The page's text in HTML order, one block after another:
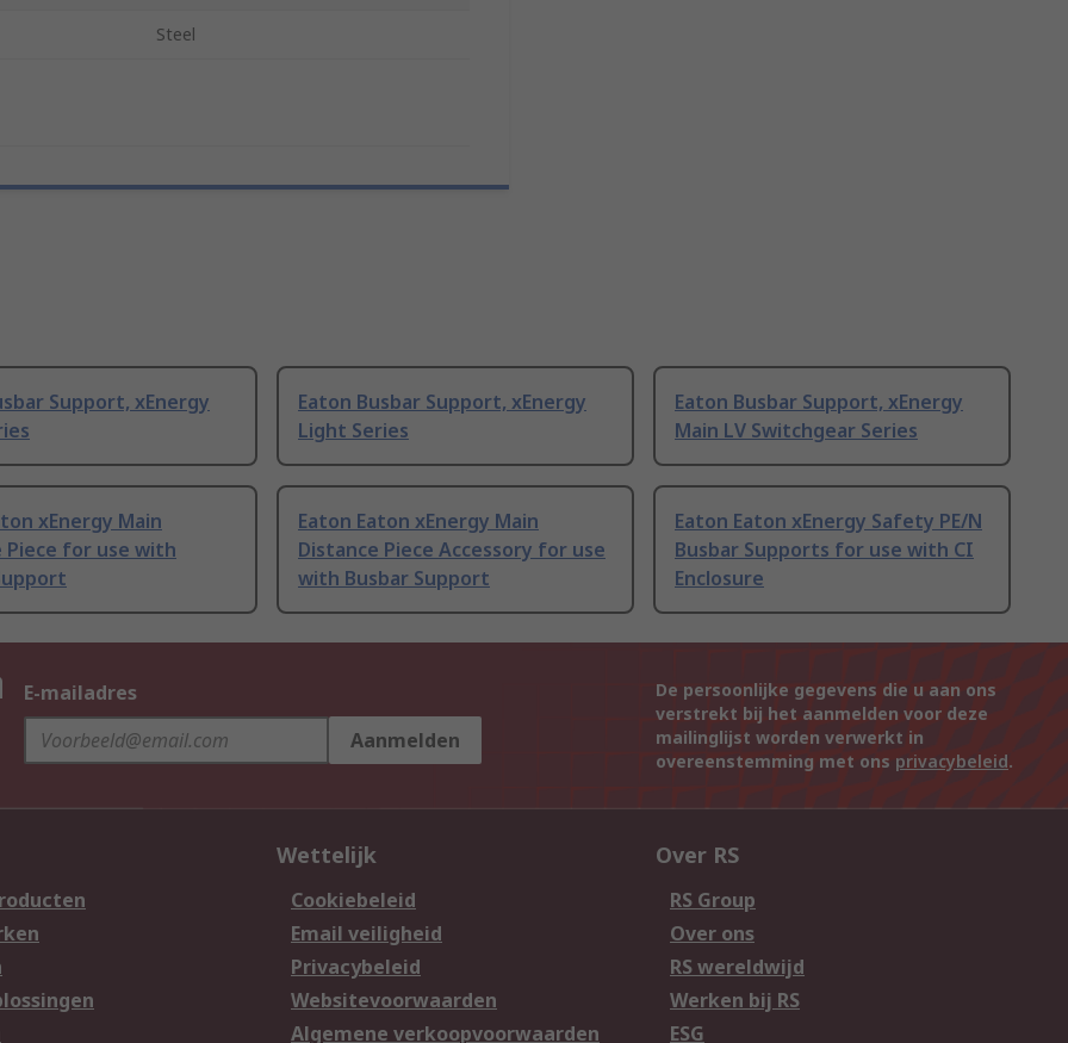
Steel
Support, xEnergy
Eaton Busbar Support, xEnergy
Light Series
Eaton Busbar Support, xEnergy
Main LV Switchgear Series
xEnergy Main
Piece for use with
Eaton Eaton xEnergy Main
Distance Piece Accessory for use
with Busbar Support
Eaton Eaton xEnergy Safety PE/N
Busbar Supports for use with CI
Enclosure
E-mailadres
Aanmelden
De persoonlijke gegevens die u aan ons
verstrekt bij het aanmelden voor deze
mailinglijst worden verwerkt in
overeenstemming met ons privacybeleid.
Wettelijk
Cookiebeleid
Email veiligheid
Privacybeleid
Websitevoorwaarden
Algemene verkoopvoorwaarden
Over RS
RS Group
Over ons
RS wereldwijd
Werken bij RS
ESG